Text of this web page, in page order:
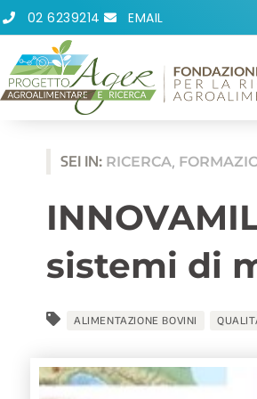
Vai
contenuto
02 6239214 EMAIL
SEI IN: RICERCA,
sistemi di
ALIMENTAZIONE BOVINI